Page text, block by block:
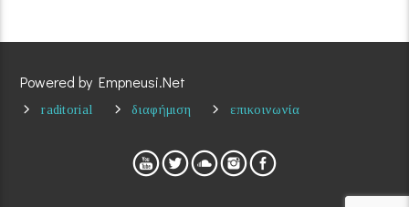
Powered by Empneusi.Net
raditorial διαφήμιση επικοινωνία